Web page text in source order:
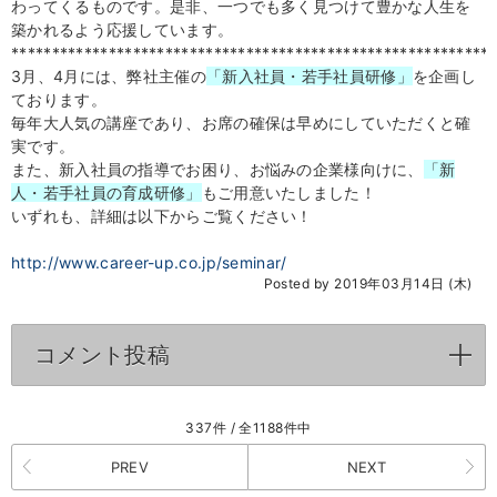
わってくるものです。是非、一つでも多く見つけて豊かな人生を
築かれるよう応援しています。
3月、4月には、弊社主催の「新入社員・若手社員研修」 を企画し
ております。
毎年大人気の講座であり、お席の確保は早めにしていただくと確
実です。
また、新入社員の指導でお困り、お悩みの企業様向けに、
「新
人・若手社員の育成研修」
もご用意いたしました！
いずれも、詳細は以下からご覧ください！
http://www.career-up.co.jp/seminar/
Posted by 2019年03月14日 (木)
コメント投稿
337件 / 全1188件中
PREV NEXT